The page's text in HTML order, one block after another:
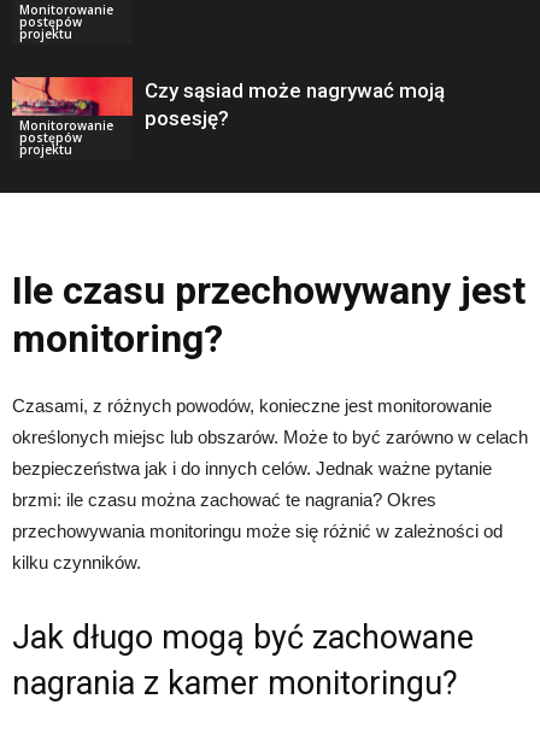
Monitorowanie
postępów
projektu
Monitorowanie
postępów
projektu
Czy sąsiad może nagrywać moją
posesję?
Ile czasu przechowywany jest
monitoring?
Czasami, z różnych powodów, konieczne jest monitorowanie
określonych miejsc lub obszarów. Może to być zarówno w celach
bezpieczeństwa jak i do innych celów. Jednak ważne pytanie
brzmi: ile czasu można zachować te nagrania? Okres
przechowywania monitoringu może się różnić w zależności od
kilku czynników.
Jak długo mogą być zachowane
nagrania z kamer monitoringu?